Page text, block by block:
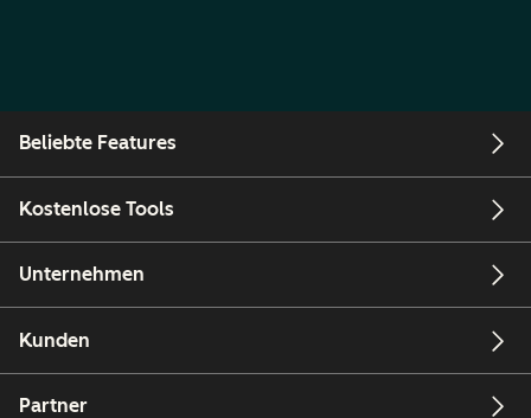
Beliebte Features
Kostenlose Tools
Unternehmen
Kunden
Partner